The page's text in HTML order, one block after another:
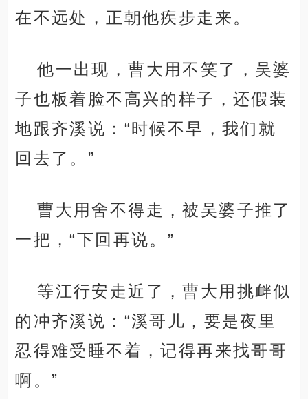
在不远处，正朝他疾步走来。
他一出现，曹大用不笑了，吴婆
子也板着脸不高兴的样子，还假装
地跟齐溪说：“时候不早，我们就
回去了。”
曹大用舍不得走，被吴婆子推了
一把，“下回再说。”
等江行安走近了，曹大用挑衅似
的冲齐溪说：“溪哥儿，要是夜里
忍得难受睡不着，记得再来找哥哥
啊。”